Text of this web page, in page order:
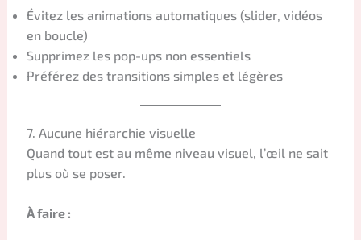
Évitez les animations automatiques (slider, vidéos
en boucle)
Supprimez les pop-ups non essentiels
Préférez des transitions simples et légères
7. Aucune hiérarchie visuelle
Quand tout est au même niveau visuel, l’œil ne sait
plus où se poser.
À faire :